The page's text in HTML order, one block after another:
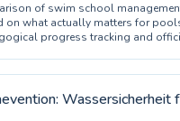
of swim school
on what actually matters for
progress tracking and
Wassersicherheit